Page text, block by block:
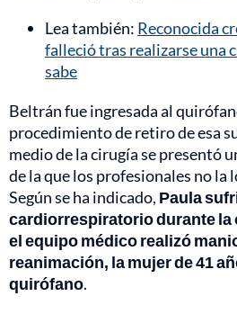
Lea también: Reconocida
falleció tras realizarse una
sabe
Beltrán fue ingresada al
procedimiento de retiro de esa
medio de la cirugía se presentó
de la que los profesionales no la
Según se ha indicado, Paula
cardiorrespiratorio durante la
el equipo médico realizó
reanimación, la mujer de 41
quirófano.